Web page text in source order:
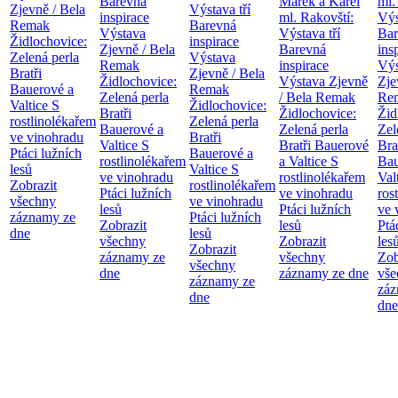
Zjevně / Bela
Remak
Židlochovice:
Zelená perla
Bratři
Bauerové a
Valtice S
rostlinolékařem
ve vinohradu
Ptáci lužních
lesů
Zobrazit
všechny
záznamy ze
dne
inspirace
Výstava
Zjevně / Bela
Remak
Židlochovice:
Zelená perla
Bratři
Bauerové a
Valtice S
rostlinolékařem
ve vinohradu
Ptáci lužních
lesů
Zobrazit
všechny
záznamy ze
dne
Výstava tří
Barevná
inspirace
Výstava
Zjevně / Bela
Remak
Židlochovice:
Zelená perla
Bratři
Bauerové a
Valtice S
rostlinolékařem
ve vinohradu
Ptáci lužních
lesů
Zobrazit
všechny
záznamy ze
dne
ml. Rakovští:
Výstava tří
Barevná
inspirace
Výstava Zjevně
/ Bela Remak
Židlochovice:
Zelená perla
Bratři Bauerové
a Valtice S
rostlinolékařem
ve vinohradu
Ptáci lužních
lesů
Zobrazit
všechny
záznamy ze dne
ve
dne